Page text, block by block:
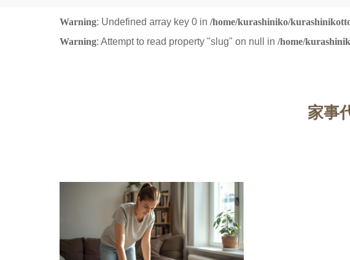
Warning: Undefined array key 0 in /home/kurashiniko/
Warning: Attempt to read property "slug" on null in /home/
家事